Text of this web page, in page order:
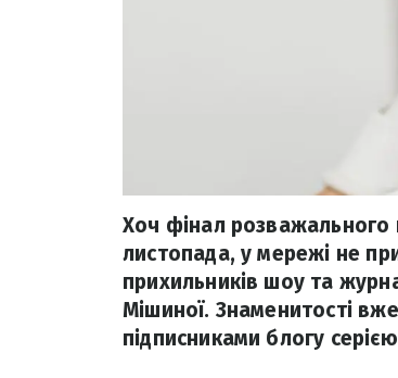
Хоч фінал розважального
листопада, у мережі не
прихильників шоу та
Мішиної. Знаменитості
підписниками блогу